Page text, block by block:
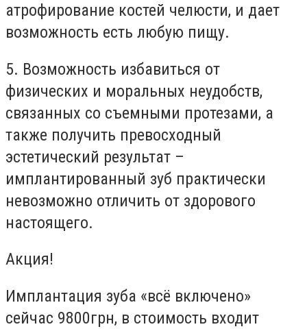
атрофирование костей челюсти, и дает
возможность есть любую пищу.
5. Возможность избавиться от
физических и моральных неудобств,
связанных со съемными протезами, а
также получить превосходный
эстетический результат –
имплантированный зуб практически
невозможно отличить от здорового
настоящего.
Акция!
Имплантация зуба «всё включено»
сейчас 9800грн, в стоимость входит